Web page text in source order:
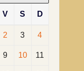
V S D
2 3 4
9 10 11